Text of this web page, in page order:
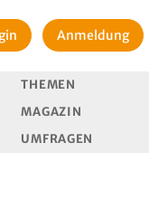
Anmeldung
THEMEN
MAGAZIN
UMFRAGEN